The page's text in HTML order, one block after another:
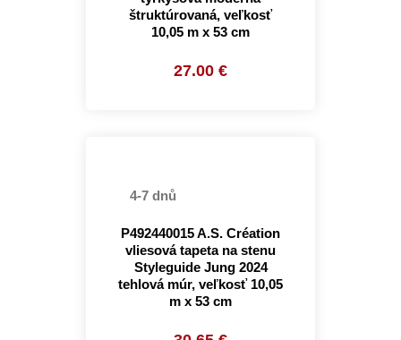
štruktúrovaná, veľkosť
10,05 m x 53 cm
27.00 €
4-7 dnů
P492440015 A.S. Création
vliesová tapeta na stenu
Styleguide Jung 2024
tehlová múr, veľkosť 10,05
m x 53 cm